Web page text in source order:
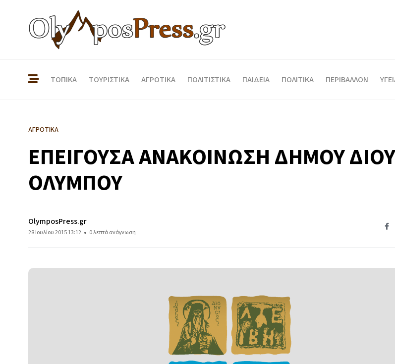
ΤΟΠΙΚΑ ΤΟΥΡΙΣΤΙΚΑ ΑΓΡΟΤΙΚΑ ΠΟΛΙΤΙΣΤΙΚΑ ΠΑΙΔΕΙΑ ΠΟΛΙΤΙΚΑ ΠΕΡΙΒΑΛΛΟΝ
ΑΓΡΟΤΙΚΑ
ΕΠΕΙΓΟΥΣΑ ΑΝΑΚΟΙΝΩΣΗ ΔΗΜΟΥ
ΟΛΥΜΠΟΥ
OlymposPress.gr
28 Ιουλίου 2015 13:12 0 λεπτά ανάγνωση